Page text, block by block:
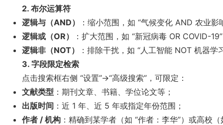
2. 布尔运算符
逻辑与（AND）
：缩小范围，如 “气候变化 AND 农业影
逻辑或（OR）
：扩大范围，如 “新冠病毒 OR COVID-
逻辑非（NOT）
：排除干扰，如 “人工智能 NOT 机器学
3. 字段限定检索
点击搜索框右侧 “设置”→“高级搜索”，可限定：
文献类型 ：期刊文章、书籍、学位论文等；
出版时间 ：近 1 年、近 5 年或指定年份范围；
作者 / 机构 ：精确到某学者（如 “作者：李华”）或高校